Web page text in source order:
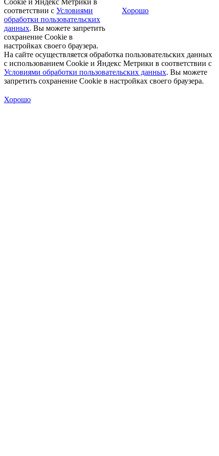
соответствии с Условиями
обработки пользовательских
данных. Вы можете запретить
сохранение Cookie в
настройках своего браузера.
Хорошо
На сайте осуществляется обработка пользовательских данных
с использованием Cookie и Яндекс Метрики в соответствии с
Условиями обработки пользовательских данных. Вы можете
запретить сохранение Cookie в настройках своего браузера.
Хорошо